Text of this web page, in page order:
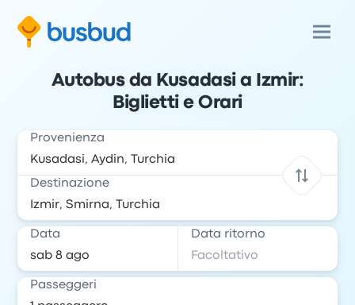
Autobus da Kusadasi a Izmir:
Biglietti e Orari
Provenienza
Destinazione
Data Data ritorno
Passeggeri